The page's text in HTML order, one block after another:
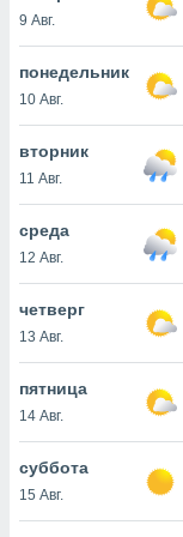
действия
рекламу
нашей
cookie
cookie
в
нашего
9 Авг.
понедельник
10 Авг.
вторник
11 Авг.
среда
12 Авг.
четверг
13 Авг.
пятница
14 Авг.
суббота
15 Авг.